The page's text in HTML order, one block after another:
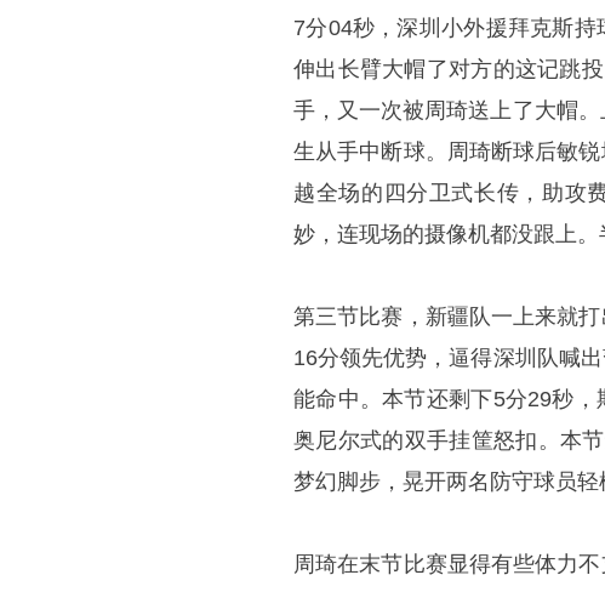
7分04秒，深圳小外援拜克斯
伸出长臂大帽了对方的这记跳
手，又一次被周琦送上了大帽
生从手中断球。周琦断球后敏
越全场的四分卫式长传，助攻
妙，连现场的摄像机都没跟上。
第三节比赛，新疆队一上来就
16分领先优势，逼得深圳队喊
能命中。本节还剩下5分29秒
奥尼尔式的双手挂筐怒扣。本
梦幻脚步，晃开两名防守球员轻
周琦在末节比赛显得有些体力